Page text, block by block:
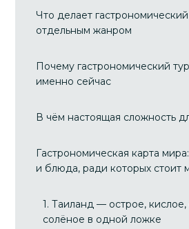
Что делает
отдельным жанром
Почему гастрономический
именно сейчас
В чём настоящая сложность
Гастрономическая карта
и блюда, ради которых стоит
1. Таиланд — острое,
солёное в одной ложке